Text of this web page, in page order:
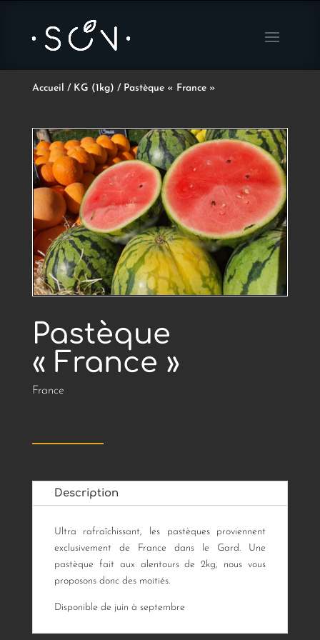
Accueil / KG (1kg) / Pastèque « France »
Pastèque
« France »
France
Description
Ultra rafraîchissant, les pastèques proviennent
exclusivement de France dans le Gard. Une
pastèque fait aux alentours de 2kg, nous vous
proposons donc des moitiés.
Disponible de juin à septembre